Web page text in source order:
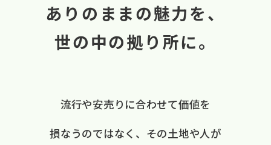
ありのままの魅力を、
世の中の拠り所に。
流行や​安売りに​合わせて​価値を​
損なうのではなく、 ​その​土地や​人が​